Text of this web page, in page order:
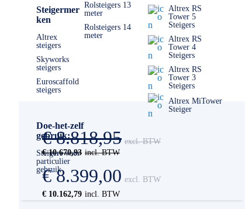
Steigermer
ken
Altrex
steigers
Skyworks
steigers
Euroscaffold
steigers
Doe-het-zelf
gebruik:
Steigers voor
particulier
gebruik
Rolsteigers 13
meter
Rolsteigers 14
meter
Altrex RS
Tower 5
Steigers
Altrex RS
Tower 4
Steigers
Altrex RS
Tower 3
Steigers
Altrex MiTower
Steiger
€ 10.670,93
€ 8.818,95
€ 10.162,79
€ 8.399,00